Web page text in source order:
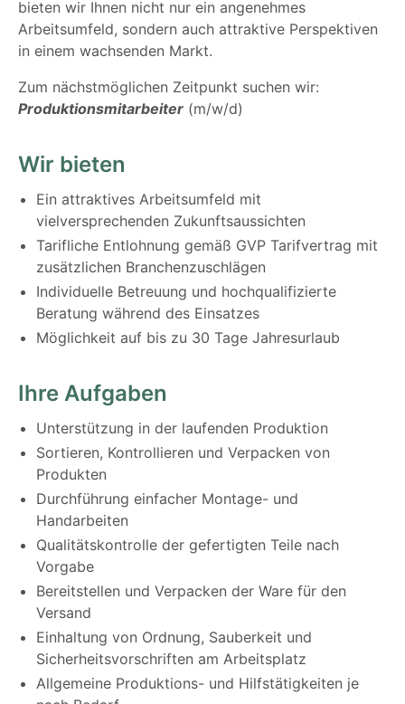
bieten wir Ihnen nicht nur ein angenehmes
Arbeitsumfeld, sondern auch attraktive Perspektiven
in einem wachsenden Markt.
Zum nächstmöglichen Zeitpunkt suchen wir:
Produktionsmitarbeiter (m/w/d)
Wir bieten
Ein attraktives Arbeitsumfeld mit
vielversprechenden Zukunftsaussichten
Tarifliche Entlohnung gemäß GVP Tarifvertrag mit
zusätzlichen Branchenzuschlägen
Individuelle Betreuung und hochqualifizierte
Beratung während des Einsatzes
Möglichkeit auf bis zu 30 Tage Jahresurlaub
Ihre Aufgaben
Unterstützung in der laufenden Produktion
Sortieren, Kontrollieren und Verpacken von
Produkten
Durchführung einfacher Montage- und
Handarbeiten
Qualitätskontrolle der gefertigten Teile nach
Vorgabe
Bereitstellen und Verpacken der Ware für den
Versand
Einhaltung von Ordnung, Sauberkeit und
Sicherheitsvorschriften am Arbeitsplatz
Allgemeine Produktions- und Hilfstätigkeiten je